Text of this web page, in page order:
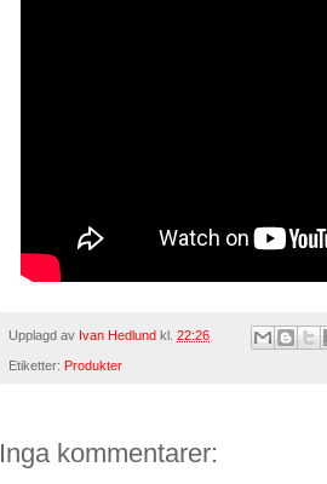
Upplagd av Ivan Hedlund kl. 22:26
Etiketter: Produkter
Inga kommentarer: